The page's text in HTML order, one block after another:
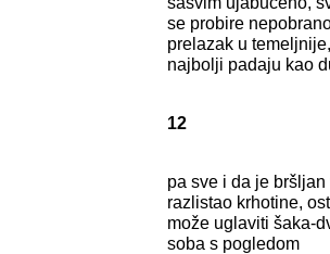
se probire
prelazak u
najbolji padaju kao
12
pa sve i da je
razlistao krhotine,
može uglaviti šaka-
soba s pogledom